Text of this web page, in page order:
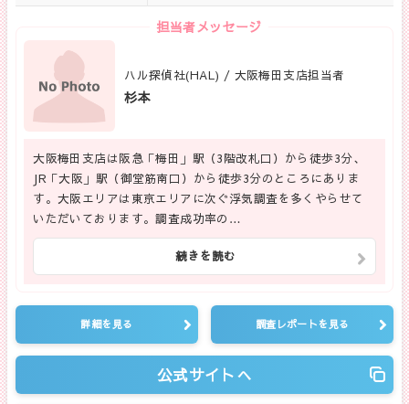
担当者メッセージ
ハル探偵社(HAL) / 大阪梅田支店担当者
杉本
大阪梅田支店は阪急「梅田」駅（3階改札口）から徒歩3分、
JR「大阪」駅（御堂筋南口）から徒歩3分のところにありま
す。大阪エリアは東京エリアに次ぐ浮気調査を多くやらせて
いただいております。調査成功率の…
続きを読む
詳細を見る 調査レポートを見る
公式サイトへ